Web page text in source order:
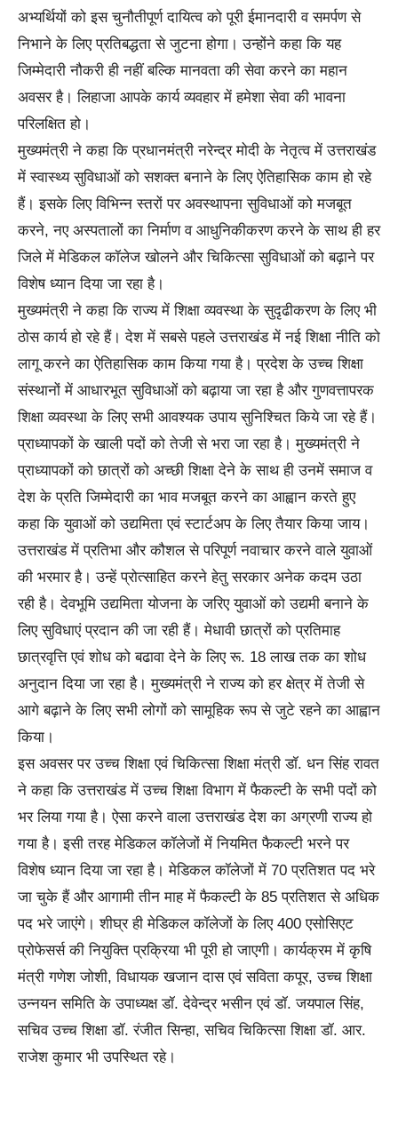
अभ्यर्थियों को इस चुनौतीपूर्ण दायित्व को पूरी ईमानदारी व समर्पण से
निभाने के लिए प्रतिबद्धता से जुटना होगा। उन्होंने कहा कि यह
जिम्मेदारी नौकरी ही नहीं बल्कि मानवता की सेवा करने का महान
अवसर है। लिहाजा आपके कार्य व्यवहार में हमेशा सेवा की भावना
परिलक्षित हो।
मुख्यमंत्री ने कहा कि प्रधानमंत्री नरेन्द्र मोदी के नेतृत्व में उत्तराखंड
में स्वास्थ्य सुविधाओं को सशक्त बनाने के लिए ऐतिहासिक काम हो रहे
हैं। इसके लिए विभिन्न स्तरों पर अवस्थापना सुविधाओं को मजबूत
करने, नए अस्पतालों का निर्माण व आधुनिकीकरण करने के साथ ही हर
जिले में मेडिकल कॉलेज खोलने और चिकित्सा सुविधाओं को बढ़ाने पर
विशेष ध्यान दिया जा रहा है।
मुख्यमंत्री ने कहा कि राज्य में शिक्षा व्यवस्था के सुदृढीकरण के लिए भी
ठोस कार्य हो रहे हैं। देश में सबसे पहले उत्तराखंड में नई शिक्षा नीति को
लागू करने का ऐतिहासिक काम किया गया है। प्रदेश के उच्च शिक्षा
संस्थानों में आधारभूत सुविधाओं को बढ़ाया जा रहा है और गुणवत्तापरक
शिक्षा व्यवस्था के लिए सभी आवश्यक उपाय सुनिश्चित किये जा रहे हैं।
प्राध्यापकों के खाली पदों को तेजी से भरा जा रहा है। मुख्यमंत्री ने
प्राध्यापकों को छात्रों को अच्छी शिक्षा देने के साथ ही उनमें समाज व
देश के प्रति जिम्मेदारी का भाव मजबूत करने का आह्वान करते हुए
कहा कि युवाओं को उद्यमिता एवं स्टार्टअप के लिए तैयार किया जाय।
उत्तराखंड में प्रतिभा और कौशल से परिपूर्ण नवाचार करने वाले युवाओं
की भरमार है। उन्हें प्रोत्साहित करने हेतु सरकार अनेक कदम उठा
रही है। देवभूमि उद्यमिता योजना के जरिए युवाओं को उद्यमी बनाने के
लिए सुविधाएं प्रदान की जा रही हैं। मेधावी छात्रों को प्रतिमाह
छात्रवृत्ति एवं शोध को बढावा देने के लिए रू. 18 लाख तक का शोध
अनुदान दिया जा रहा है। मुख्यमंत्री ने राज्य को हर क्षेत्र में तेजी से
आगे बढ़ाने के लिए सभी लोगों को सामूहिक रूप से जुटे रहने का आह्वान
किया।
इस अवसर पर उच्च शिक्षा एवं चिकित्सा शिक्षा मंत्री डॉ. धन सिंह रावत
ने कहा कि उत्तराखंड में उच्च शिक्षा विभाग में फैकल्टी के सभी पदों को
भर लिया गया है। ऐसा करने वाला उत्तराखंड देश का अग्रणी राज्य हो
गया है। इसी तरह मेडिकल कॉलेजों में नियमित फैकल्टी भरने पर
विशेष ध्यान दिया जा रहा है। मेडिकल कॉलेजों में 70 प्रतिशत पद भरे
जा चुके हैं और आगामी तीन माह में फैकल्टी के 85 प्रतिशत से अधिक
पद भरे जाएंगे। शीघ्र ही मेडिकल कॉलेजों के लिए 400 एसोसिएट
प्रोफेसर्स की नियुक्ति प्रक्रिया भी पूरी हो जाएगी। कार्यक्रम में कृषि
मंत्री गणेश जोशी, विधायक खजान दास एवं सविता कपूर, उच्च शिक्षा
उन्नयन समिति के उपाध्यक्ष डॉ. देवेन्द्र भसीन एवं डॉ. जयपाल सिंह,
सचिव उच्च शिक्षा डॉ. रंजीत सिन्हा, सचिव चिकित्सा शिक्षा डॉ. आर.
राजेश कुमार भी उपस्थित रहे।